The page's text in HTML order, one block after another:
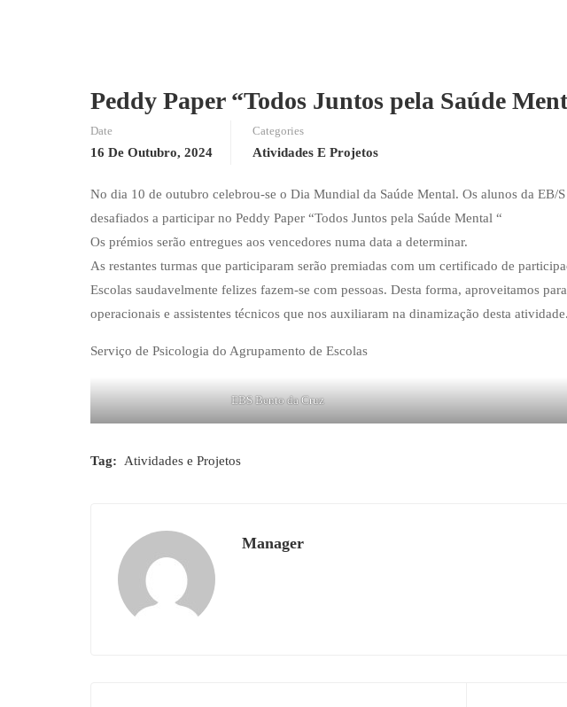
Peddy Paper “Todos Juntos pela Saúde
Date
16 De Outubro, 2024
Categories
Atividades E Projetos
No dia 10 de outubro celebrou-se o Dia Mundial da Saúde Mental. Os alunos da EB/
desafiados a participar no Peddy Pa​per “Todos Juntos pela Saúde Mental “
Os prémios serão entregues aos vencedores numa data a determinar.
As restantes turmas que participaram serão premiadas com um certificado de
Escolas saudavelmente felizes fazem-se com pessoas. Desta forma, aproveitamos
operacionais e assistentes técnicos que nos auxiliaram na dinamização desta atividade.
Serviço de Psicologia do Agrupamento de Escolas
EBS Bento da Cruz
Tag: Atividades e Projetos
Manager